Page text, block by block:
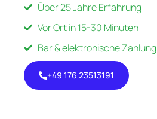
Über 25 Jahre Erfahrung
Vor Ort in 15-30 Minuten
Bar & elektronische Zahlung
+49 176 23513191